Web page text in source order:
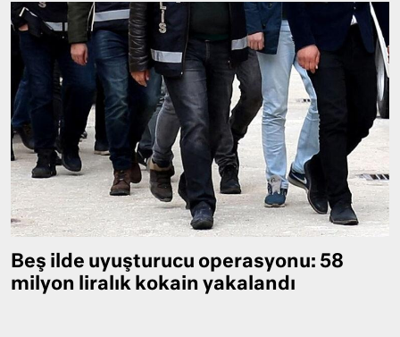
Beş ilde uyuşturucu operasyonu: 58
milyon liralık kokain yakalandı